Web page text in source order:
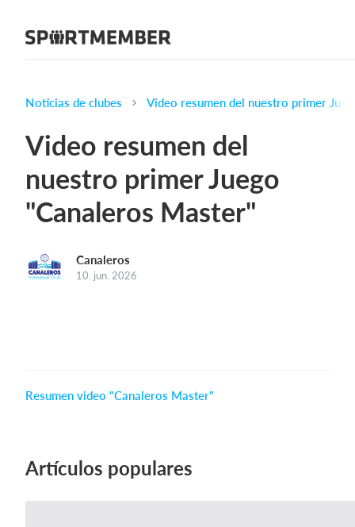
Acerca de SportMember
Funciones
Calendario
Gestión de pagos
App móvil
Tienda Online
Noticias de clubes Video resumen del nuestro primer
Video resumen del
nuestro primer Juego
"Canaleros Master"
Canaleros
10. jun. 2026
Resumen video "Canaleros Master"
Artículos populares